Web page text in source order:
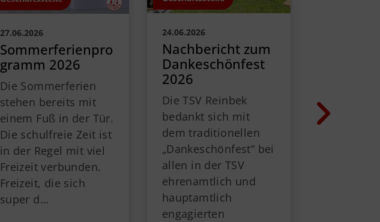
27.06.2026
Sommerferienpro
gramm 2026
Die Sommerferien
stehen bereits mit
einem Fuß in der Tür.
Die schulfreie Zeit ist
in der Regel mit viel
Freizeit verbunden.
Freizeit, die sich
super d…
24.06.2026
Nachbericht zum
Dankeschönfest
2026
Die TSV Reinbek
bedankt sich mit
dem traditionellen
„Dankeschönfest“ bei
allen in der TSV
ehrenamtlich und
hauptamtlich
engagierten
Paul-